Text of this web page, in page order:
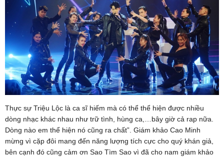
Thực sự Triệu Lộc là ca sĩ hiếm mà có thể thể hiện được nhiều
dòng nhạc khác nhau như trữ tình, hùng ca,…bây giờ cả rap nữa.
Dòng nào em thể hiện nó cũng ra chất”. Giám khảo Cao Minh
mừng vì cặp đôi mang đến năng lượng tích cực cho quý khán giả,
bên cạnh đó cũng cảm ơn Sao Tìm Sao vì đã cho nam giám khảo